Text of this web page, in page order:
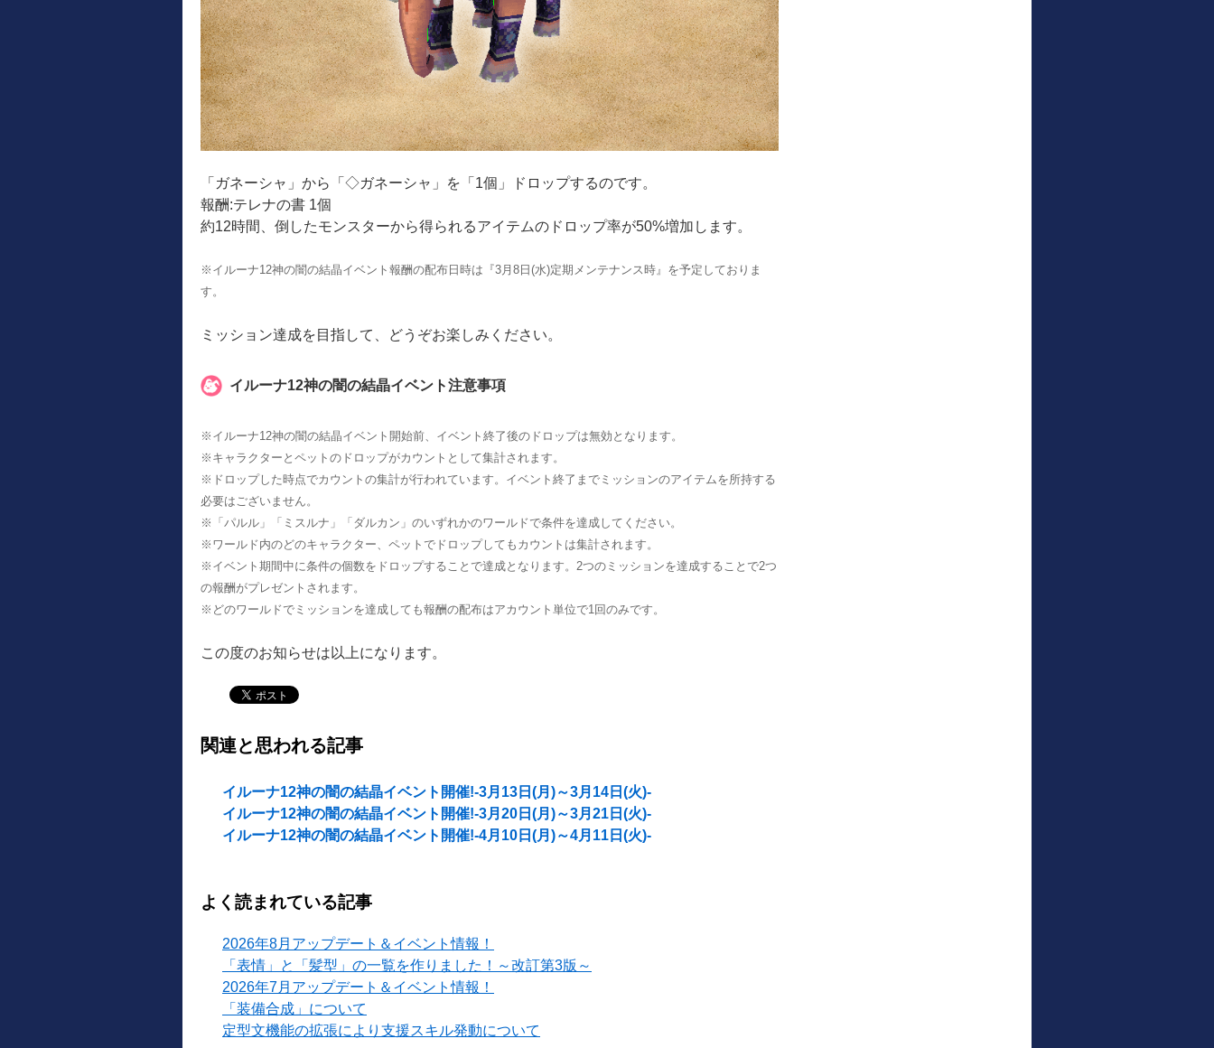
「ガネーシャ」から「◇ガネーシャ」を「1個」ドロップするのです。
報酬:テレナの書 1個
約12時間、倒したモンスターから得られるアイテムのドロップ率が50%増加します。
※イルーナ12神の闇の結晶イベント報酬の配布日時は『3月8日(水)定期メンテナンス時』を予定しておりま
す。
ミッション達成を目指して、どうぞお楽しみください。
イルーナ12神の闇の結晶イベント注意事項
※イルーナ12神の闇の結晶イベント開始前、イベント終了後のドロップは無効となります。
※キャラクターとペットのドロップがカウントとして集計されます。
※ドロップした時点でカウントの集計が行われています。イベント終了までミッションのアイテムを所持する
必要はございません。
※「パルル」「ミスルナ」「ダルカン」のいずれかのワールドで条件を達成してください。
※ワールド内のどのキャラクター、ペットでドロップしてもカウントは集計されます。
※イベント期間中に条件の個数をドロップすることで達成となります。2つのミッションを達成することで2つ
の報酬がプレゼントされます。
※どのワールドでミッションを達成しても報酬の配布はアカウント単位で1回のみです。
この度のお知らせは以上になります。
関連と思われる記事
イルーナ12神の闇の結晶イベント開催!-3月13日(月)～3月14日(火)-
イルーナ12神の闇の結晶イベント開催!-3月20日(月)～3月21日(火)-
イルーナ12神の闇の結晶イベント開催!-4月10日(月)～4月11日(火)-
よく読まれている記事
2026年8月アップデート＆イベント情報！
「表情」と「髪型」の一覧を作りました！～改訂第3版～
2026年7月アップデート＆イベント情報！
「装備合成」について
定型文機能の拡張により支援スキル発動について